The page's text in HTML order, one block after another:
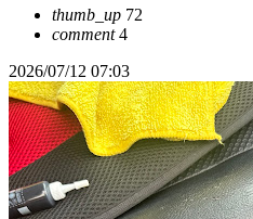
thumb_up 72
comment4
2026/07/12 07:03